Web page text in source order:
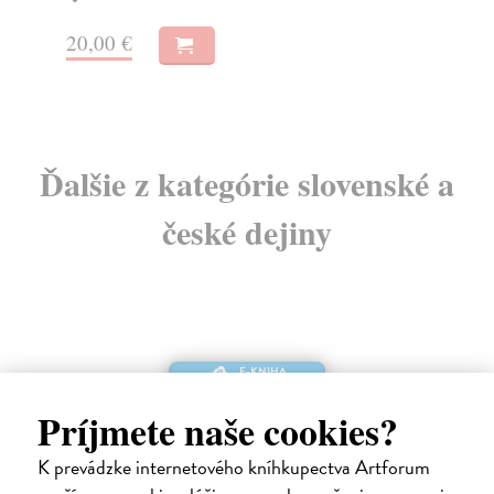
Príjmete naše cookies?
K prevádzke internetového kníhkupectva Artforum
7,90 €
Ďalšie z kategórie slovenské a
české dejiny
E-KNIHA